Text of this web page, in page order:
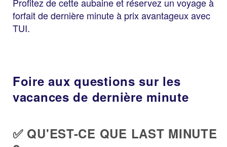
forfait de dernière minute à prix avantageux avec
TUI.
Foire aux questions sur les
vacances de dernière minute
✅ QU'EST-CE QUE LAST MINUTE